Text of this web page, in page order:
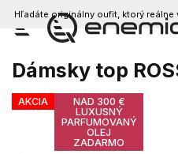
Prejsť
obsah
Hľadáte originálny oufit, ktorý reálne
Dámsky top
AKCIA
NAD 300 €
LUXUSNÝ
PARFUMOVANÝ
OLEJ
ZADARMO